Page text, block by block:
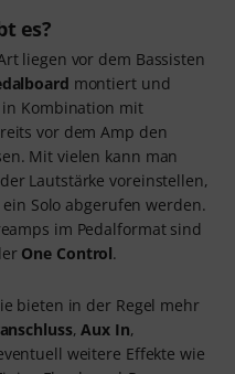
es?
liegen vor dem Bassisten
montiert und
Kombination mit
vor dem Amp den
Mit vielen kann man
Lautstärke voreinstellen,
Solo abgerufen werden.
im Pedalformat sind
One Control.
bieten in der Regel mehr
, Aux In,
weitere Effekte wie